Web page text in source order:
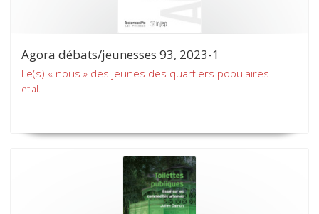
Agora débats/jeunesses 93, 2023-1
Le(s) « nous » des jeunes des quartiers populaires
et al.